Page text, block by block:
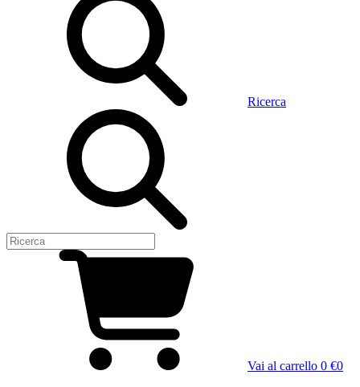
Ricerca
Vai al carrello 0 €0